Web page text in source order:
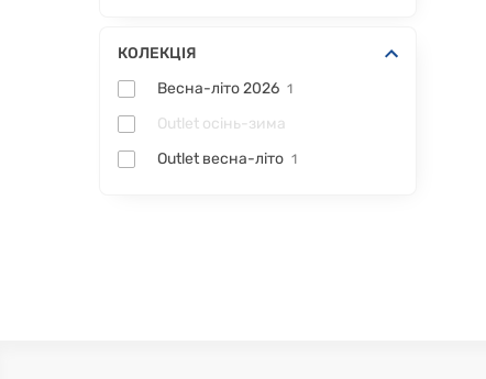
КОЛЕКЦІЯ
Весна-літо 2026 1
Outlet осінь-зима
Outlet весна-літо 1